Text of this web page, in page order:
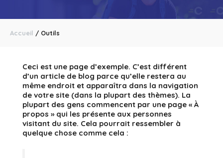
Accueil / Outils
Ceci est une page d’exemple. C’est différent
d’un article de blog parce qu’elle restera au
même endroit et apparaîtra dans la navigation
de votre site (dans la plupart des thèmes). La
plupart des gens commencent par une page « À
propos » qui les présente aux personnes
visitant du site. Cela pourrait ressembler à
quelque chose comme cela :